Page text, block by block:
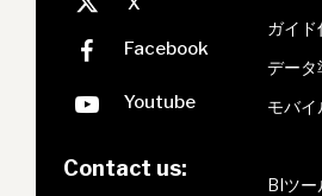
Contact us:
ガイ
データ
モバイ
BIツー